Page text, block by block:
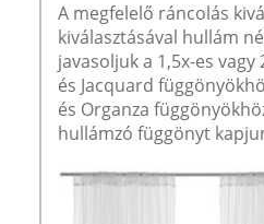
A megfelelő ráncolás
kiválasztásával hullám
javasoljuk a 1,5x-es
és Jacquard
és Organza
hullámzó függönyt